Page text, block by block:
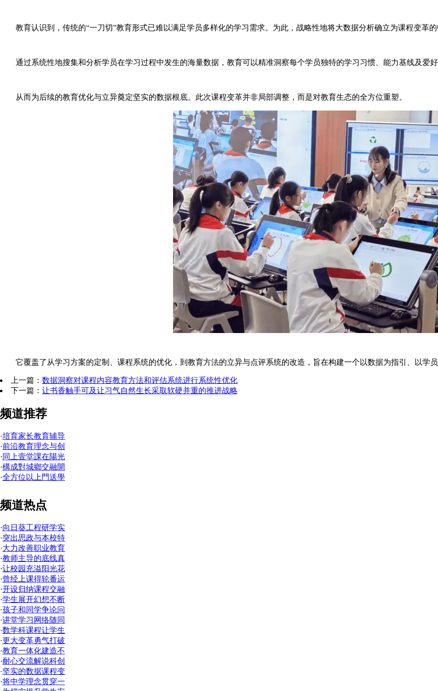
教育认识到，传统的“一刀切”教育形式已难以满足学员多样化的学习需求。为此，战略性地将大数据分析确立为课程变革
通过系统性地搜集和分析学员在学习过程中发生的海量数据，教育可以精准洞察每个学员独特的学习习惯、能力基线及爱
从而为后续的教育优化与立异奠定坚实的数据根底。此次课程变革并非局部调整，而是对教育生态的全方位重塑。
它覆盖了从学习方案的定制、课程系统的优化，到教育方法的立异与点评系统的改造，旨在构建一个以数据为指引、以学
上一篇： 数据洞察对课程内容教育方法和评估系统进行系统性优化
下一篇： 让书香触手可及让习气自然生长采取软硬并重的推进战略
频道推荐
·培育家长教育辅导
·前沿教育理念与创
·同上壹堂課在陽光
·構成對城鄉交融開
·全方位以上門送學
频道热点
·向日葵工程研学实
·突出思政与本校特
·大力改善职业教育
·教师主导的底线真
·让校园充溢阳光花
·曾经上课得轮番运
·开设归纳课程交融
·学生展开幻想不断
·孩子和同学争论问
·讲堂学习网络随同
·数学科课程让学生
·更大变革勇气打破
·教育一体化建造不
·耐心交流解说科创
·坚实的数据课程变
·将中学理念贯穿一